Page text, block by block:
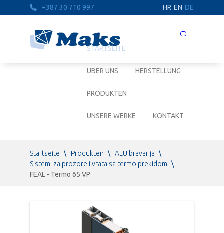
+387 30 710 997 HR EN DE
Prebaci
STARTSEITE
UBER UNS HERSTELLUNG
PRODUKTEN
UNSERE WERKE KONTAKT
Startseite \ Produkten \ ALU bravarija \
Sistemi za prozore i vrata sa termo prekidom \
FEAL - Termo 65 VP